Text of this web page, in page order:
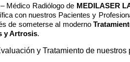
Médico Radiólogo de MEDILASER
con nuestros Pacientes y
de someterse al moderno
y Artrosis.
y Tratamiento de nuestros